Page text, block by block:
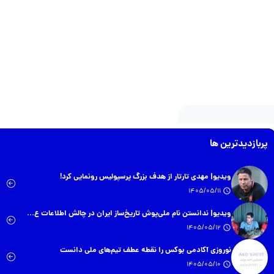
پربازدیدترین ها
ویدیو| مهدی تارتار از هدف بزرگ پرسپولیس رونمایی کرد!
1405/05/11
ویدیو| ندانستن نام ملی‌پوش تاریخ‌ساز ایران در چالش اطلاعات ع...
نوروزی آکادمی بوکس را نقطه عطف تیم‌های ملی دانست